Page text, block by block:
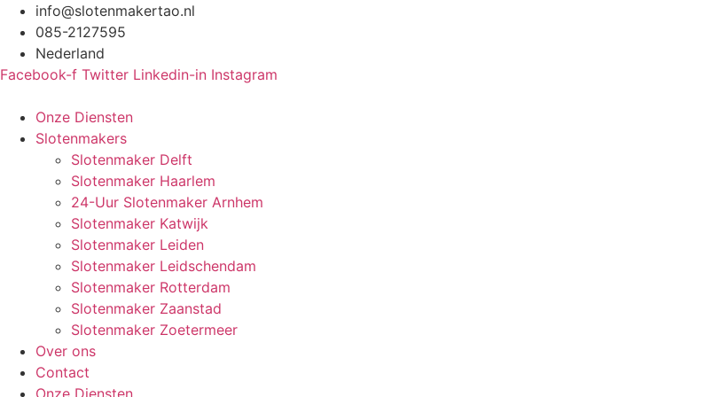
naar
inhoud
info@slotenmakertao.nl
085-2127595
Nederland
Facebook-f Twitter Linkedin-in Instagram
Onze Diensten
Slotenmakers
Slotenmaker Delft
Slotenmaker Haarlem
24-Uur Slotenmaker Arnhem
Slotenmaker Katwijk
Slotenmaker Leiden
Slotenmaker Leidschendam
Slotenmaker Rotterdam
Slotenmaker Zaanstad
Slotenmaker Zoetermeer
Over ons
Contact
Onze Diensten